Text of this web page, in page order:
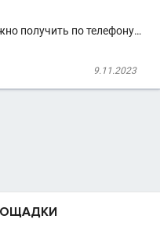
получить по телефону…
9.11.2023